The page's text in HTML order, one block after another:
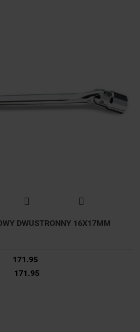
DWUSTRONNY 16X17MM
171.95
171.95